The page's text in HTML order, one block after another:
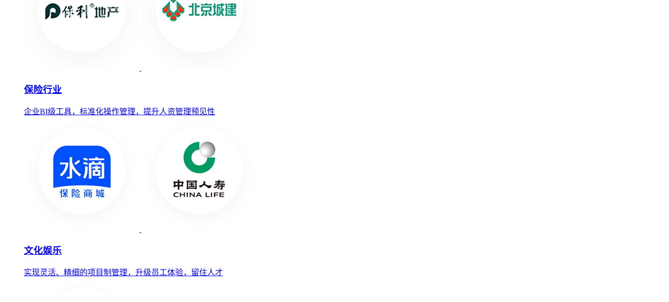
保险行业
企业BI级工具，标准化操作管理，提升人资管理预见性
文化娱乐
实现灵活、精细的项目制管理，升级员工体验，留住人才